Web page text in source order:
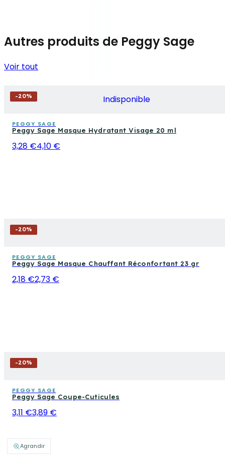
Agrandir
Autres produits de Peggy Sage
Voir tout
-20% Indisponible
PEGGY SAGE
Peggy Sage Masque Hydratant Visage 20 ml
3,28 €4,10 €
-20%
PEGGY SAGE
Peggy Sage Masque Chauffant Réconfortant 23 gr
2,18 €2,73 €
-20%
PEGGY SAGE
Peggy Sage Coupe-Cuticules
3,11 €3,89 €